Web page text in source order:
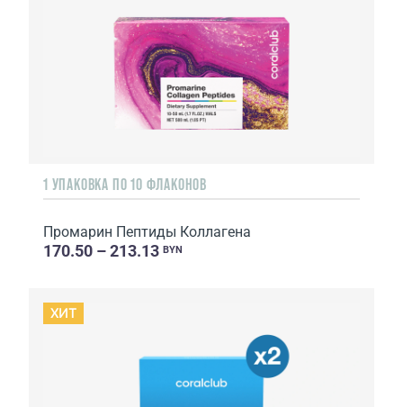
1 УПАКОВКА ПО 10 ФЛАКОНОВ
Промарин Пептиды Коллагена
170.50 – 213.13 BYN
ХИТ